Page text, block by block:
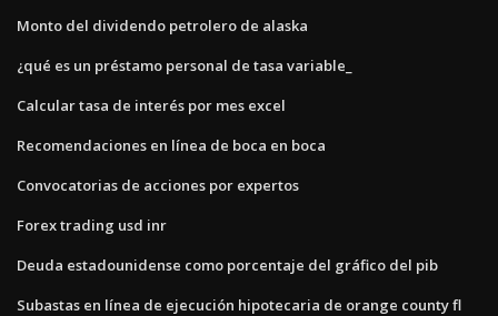
Monto del dividendo petrolero de alaska
¿qué es un préstamo personal de tasa variable_
Calcular tasa de interés por mes excel
Recomendaciones en línea de boca en boca
Convocatorias de acciones por expertos
Forex trading usd inr
Deuda estadounidense como porcentaje del gráfico del pib
Subastas en línea de ejecución hipotecaria de orange county fl